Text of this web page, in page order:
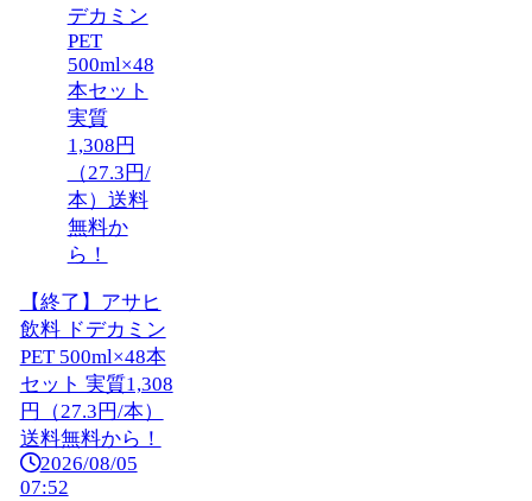
【終了】アサヒ
飲料 ドデカミン
PET 500ml×48本
セット 実質1,308
円（27.3円/本）
送料無料から！
2026/08/05
07:52